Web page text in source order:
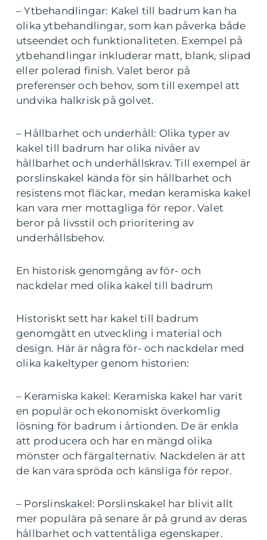
– Ytbehandlingar: Kakel till badrum kan ha
olika ytbehandlingar, som kan påverka både
utseendet och funktionaliteten. Exempel på
ytbehandlingar inkluderar matt, blank, slipad
eller polerad finish. Valet beror på
preferenser och behov, som till exempel att
undvika halkrisk på golvet.
– Hållbarhet och underhåll: Olika typer av
kakel till badrum har olika nivåer av
hållbarhet och underhållskrav. Till exempel är
porslinskakel kända för sin hållbarhet och
resistens mot fläckar, medan keramiska kakel
kan vara mer mottagliga för repor. Valet
beror på livsstil och prioritering av
underhållsbehov.
En historisk genomgång av för- och
nackdelar med olika kakel till badrum
Historiskt sett har kakel till badrum
genomgått en utveckling i material och
design. Här är några för- och nackdelar med
olika kakeltyper genom historien:
– Keramiska kakel: Keramiska kakel har varit
en populär och ekonomiskt överkomlig
lösning för badrum i årtionden. De är enkla
att producera och har en mängd olika
mönster och färgalternativ. Nackdelen är att
de kan vara spröda och känsliga för repor.
– Porslinskakel: Porslinskakel har blivit allt
mer populära på senare år på grund av deras
hållbarhet och vattentåliga egenskaper.